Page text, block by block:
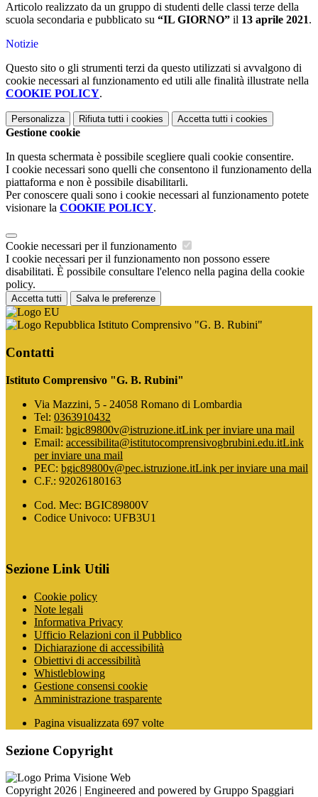
Articolo realizzato da un gruppo di studenti delle classi terze della
scuola secondaria e pubblicato su “IL GIORNO” il 13 aprile 2021.
Notizie
Questo sito o gli strumenti terzi da questo utilizzati si avvalgono di
cookie necessari al funzionamento ed utili alle finalità illustrate nella
COOKIE POLICY.
Personalizza Rifiuta tutti i cookies Accetta tutti i cookies
Gestione cookie
In questa schermata è possibile scegliere quali cookie consentire.
I cookie necessari sono quelli che consentono il funzionamento della
piattaforma e non è possibile disabilitarli.
Per conoscere quali sono i cookie necessari al funzionamento potete
visionare la COOKIE POLICY.
Cookie necessari per il funzionamento
I cookie necessari per il funzionamento non possono essere
disabilitati. È possibile consultare l'elenco nella pagina della cookie
policy.
Accetta tutti Salva le preferenze
Istituto Comprensivo "G. B. Rubini"
Contatti
Istituto Comprensivo "G. B. Rubini"
Via Mazzini, 5 - 24058 Romano di Lombardia
Tel: 0363910432
Email: bgic89800v@istruzione.itLink per inviare una mail
Email: accessibilita@istitutocomprensivogbrubini.edu.itLink
per inviare una mail
PEC: bgic89800v@pec.istruzione.itLink per inviare una mail
C.F.: 92026180163
Cod. Mec: BGIC89800V
Codice Univoco: UFB3U1
Sezione Link Utili
Cookie policy
Note legali
Informativa Privacy
Ufficio Relazioni con il Pubblico
Dichiarazione di accessibilità
Obiettivi di accessibilità
Whistleblowing
Gestione consensi cookie
Amministrazione trasparente
Pagina visualizzata 697 volte
Sezione Copyright
Copyright 2026 | Engineered and powered by Gruppo Spaggiari